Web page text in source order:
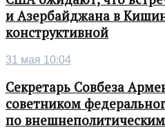
и Азербайджана в
конструктивной
31 мая 10:04
Секретарь Совбеза
советником
по